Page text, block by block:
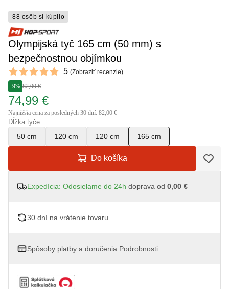
88 osôb si kúpilo
Olympijská tyč 165 cm (50 mm) s
bezpečnostnou objímkou
Reviews
5 out of 5 stars 5 (Zobraziť recenzie)
-9% 82,00 €
74,99 €
Najnižšia cena za posledných 30 dní: 82,00 €
Dĺžka tyče
50 cm 120 cm 120 cm 165 cm
Do košíka
Expedícia: Odosielame do 24h doprava od 0,00 €
30 dní na vrátenie tovaru
Spôsoby platby a doručenia Podrobnosti